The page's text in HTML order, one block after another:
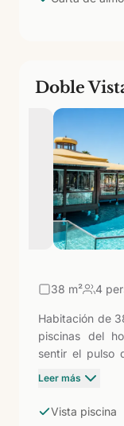
restaurantes
Doble
38 m² 4
Habitación de
piscinas del
sentir el pulso
Balcón o
Leer más
Vista piscina